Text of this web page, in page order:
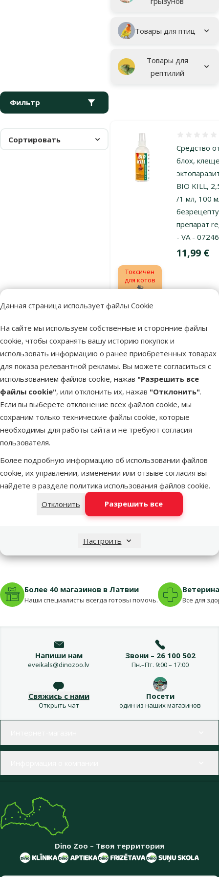
Данная страница использует файлы Cookie
На сайте мы используем собственные и сторонние файлы
cookie, чтобы сохранять вашу историю покупок и
использовать информацию о ранее приобретенных товарах
для показа релевантной рекламы. Вы можете согласиться с
использованием файлов cookie, нажав "Разрешить все
файлы cookie", или отклонить их, нажав "Отклонить".
Если вы выберете отклонение всех файлов cookie, мы
сохраним только технические файлы cookie, которые
необходимы для работы сайта и не требуют согласия
пользователя.
Более подробную информацию об использовании файлов
cookie, их управлении, изменении или отзыве согласия вы
найдете в разделе политика использования файлов cookie.
Отклонить
Разрешить все
Настроить
Товары для птиц
Товары для
рептилий
Фильтр
Сортировать
Средство
блох,
BIO KILL,
/1 мл, 100
препарат
- VA -
Цена
11,99 €
Токсичен
для котов
🐈‍⬛
Аэрозоль
блох,
– BIO KILL,
мг/1 мл,
Оценка 0%
Токсичен
для котов
🐈‍⬛
Бесплатная
доставка
Более 40 магазинов в Латвии
Наши специалисты всегда готовы помочь. Все для
Напиши нам
eveikals@dinozoo.lv
Звони – 26 100 502
Пн.–Пт. 9:00 – 17:00
Свяжись с нами
Открыть чат
Посети
один из наших магазинов
Dino Zoo – Твоя территория